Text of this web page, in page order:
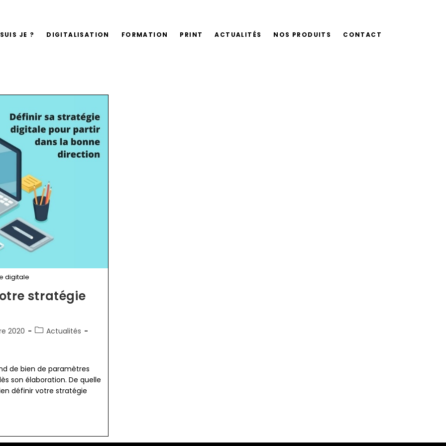
JE ? DIGITALISATION FORMATION PRINT ACTUALITÉS NOS PRODUITS CONTACT
digitale
stratégie
2020
PostActualités
de bien de paramètres
son élaboration. De quelle
définir votre stratégie